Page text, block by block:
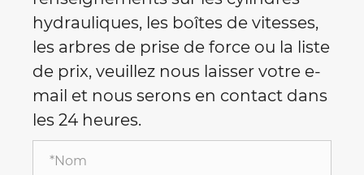
hydrauliques, les boîtes de vitesses,
les arbres de prise de force ou la liste
de prix, veuillez nous laisser votre e-
mail et nous serons en contact dans
les 24 heures.